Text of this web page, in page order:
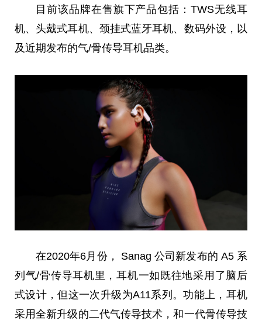
目前该品牌在售旗下产品包括：TWS无线耳
机、头戴式耳机、颈挂式蓝牙耳机、数码外设，以
及近期发布的气/骨传导耳机品类。
在2020年6月份， Sanag 公司新发布的 A5 系
列气/骨传导耳机里，耳机一如既往地采用了脑后
式设计，但这一次升级为A11系列。功能上，耳机
采用全新升级的二代气传导技术，和一代骨传导技